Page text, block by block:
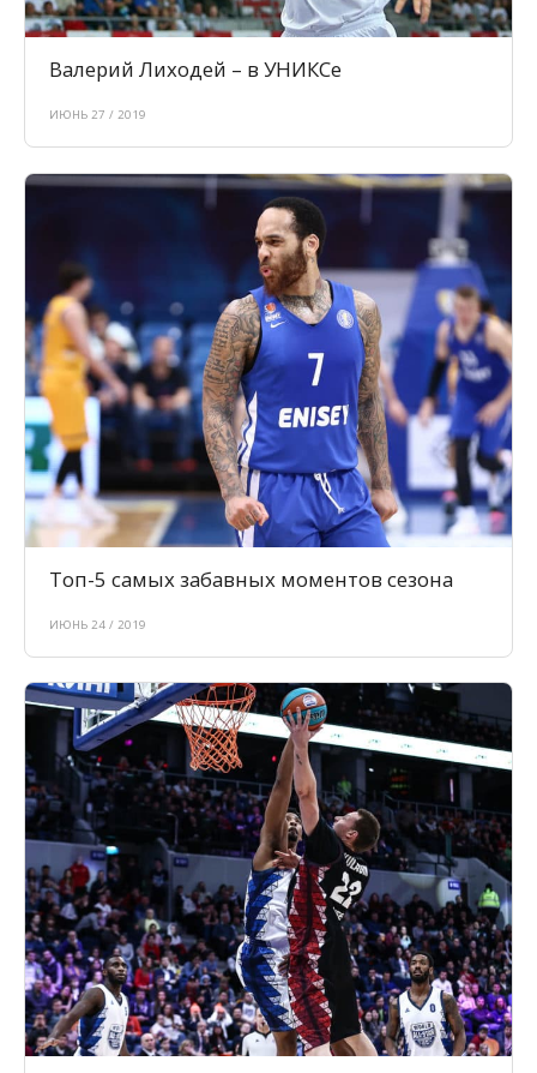
Валерий Лиходей – в УНИКСе
ИЮНЬ 27 / 2019
Топ-5 самых забавных моментов сезона
ИЮНЬ 24 / 2019